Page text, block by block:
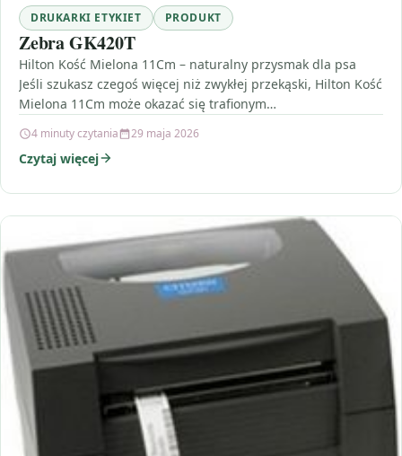
DRUKARKI ETYKIET PRODUKT
Zebra GK420T
Hilton Kość Mielona 11Cm – naturalny przysmak dla psa
Jeśli szukasz czegoś więcej niż zwykłej przekąski, Hilton Kość
Mielona 11Cm może okazać się trafionym…
4 minuty czytania 29 maja 2026
Czytaj więcej